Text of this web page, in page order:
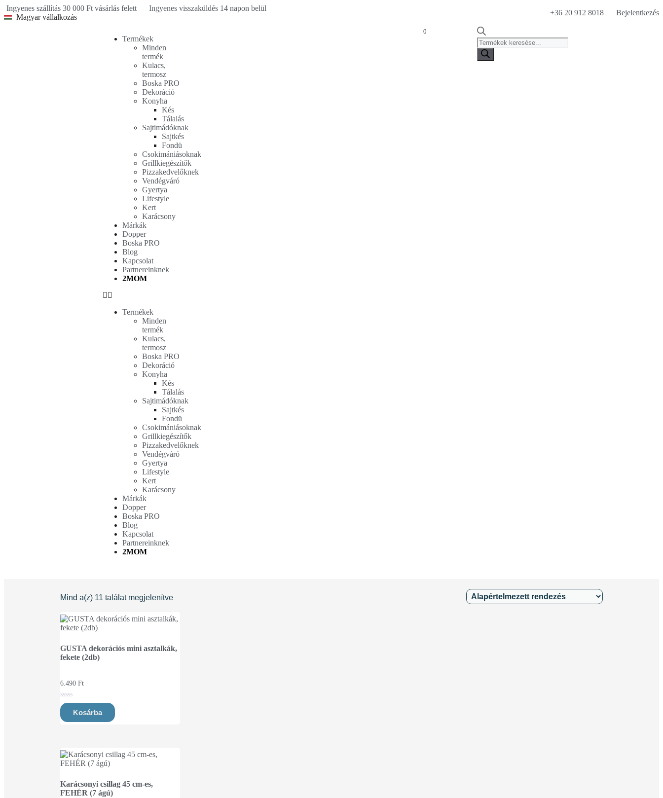
Ingyenes szállítás 30 000 Ft vásárlás felett
Ingyenes visszaküldés 14 napon belül
Magyar vállalkozás
+36 20 912 8018 Bejelentkezés
Termékek
Minden
termék
Kulacs,
termosz
Boska PRO
Dekoráció
Konyha
Kés
Tálalás
Sajtimádóknak
Sajtkés
Fondü
Csokimániásoknak
Grillkiegészítők
Pizzakedvelőknek
Vendégváró
Gyertya
Lifestyle
Kert
Karácsony
Márkák
Dopper
Boska PRO
Blog
Kapcsolat
Partnereinknek
2MOM
Termékek
Minden
termék
Kulacs,
termosz
Boska PRO
Dekoráció
Konyha
Kés
Tálalás
Sajtimádóknak
Sajtkés
Fondü
Csokimániásoknak
Grillkiegészítők
Pizzakedvelőknek
Vendégváró
Gyertya
Lifestyle
Kert
Karácsony
Márkák
Dopper
Boska PRO
Blog
Kapcsolat
Partnereinknek
2MOM
0
Mind a(z) 11 találat megjelenítve
GUSTA dekorációs mini asztalkák,
fekete (2db)
6.490 Ft
0
out
of
5
Kosárba
Karácsonyi csillag 45 cm-es,
FEHÉR (7 ágú)